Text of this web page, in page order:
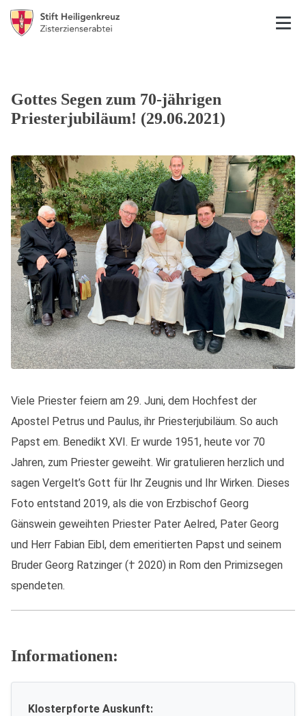
Gottes Segen zum 70-jährigen
Priesterjubiläum! (29.06.2021)
Viele Priester feiern am 29. Juni, dem Hochfest der
Apostel Petrus und Paulus, ihr Priesterjubiläum. So auch
Papst em. Benedikt XVI. Er wurde 1951, heute vor 70
Jahren, zum Priester geweiht. Wir gratulieren herzlich und
sagen Vergelt’s Gott für Ihr Zeugnis und Ihr Wirken. Dieses
Foto entstand 2019, als die von Erzbischof Georg
Gänswein geweihten Priester Pater Aelred, Pater Georg
und Herr Fabian Eibl, dem emeritierten Papst und seinem
Bruder Georg Ratzinger († 2020) in Rom den Primizsegen
spendeten.
Informationen:
Klosterpforte Auskunft: